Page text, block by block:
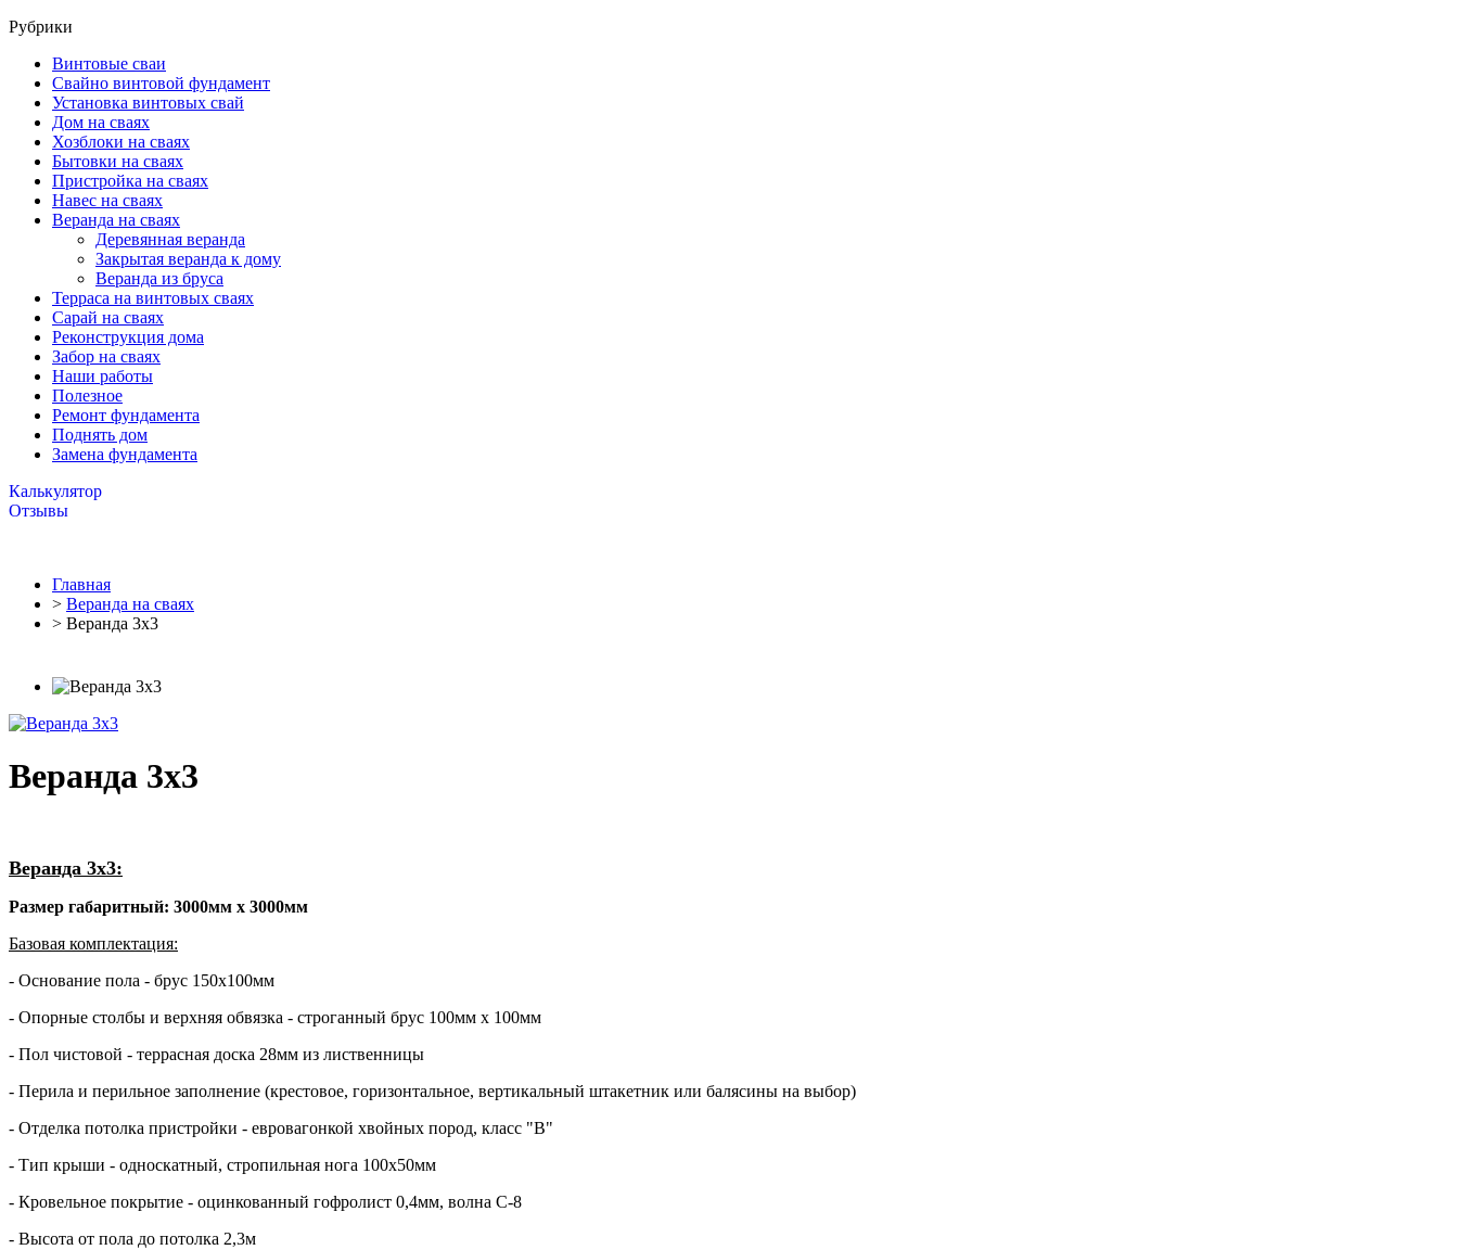
Рубрики
Винтовые сваи
Свайно винтовой фундамент
Установка винтовых свай
Дом на сваях
Хозблоки на сваях
Бытовки на сваях
Пристройка на сваях
Навес на сваях
Веранда на сваях
Деревянная веранда
Закрытая веранда к дому
Веранда из бруса
Терраса на винтовых сваях
Cарай на сваях
Реконструкция дома
Забор на сваях
Наши работы
Полезное
Ремонт фундамента
Поднять дом
Замена фундамента
Калькулятор
Отзывы
Главная
> Веранда на сваях
> Веранда 3х3
Веранда 3х3
Веранда 3х3:
Размер габаритный: 3000мм х 3000мм
Базовая комплектация:
- Основание пола - брус 150х100мм
- Опорные столбы и верхняя обвязка - строганный брус 100мм х 100мм
- Пол чистовой - террасная доска 28мм из лиственницы
- Перила и перильное заполнение (крестовое, горизонтальное, вертикальный штакетник или балясины на выбор)
- Отделка потолка пристройки - евровагонкой хвойных пород, класс "В"
- Тип крыши - односкатный, стропильная нога 100х50мм
- Кровельное покрытие - оцинкованный гофролист 0,4мм, волна С-8
- Высота от пола до потолка 2,3м